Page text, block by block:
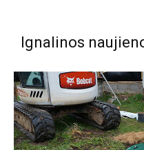
Ignalinos